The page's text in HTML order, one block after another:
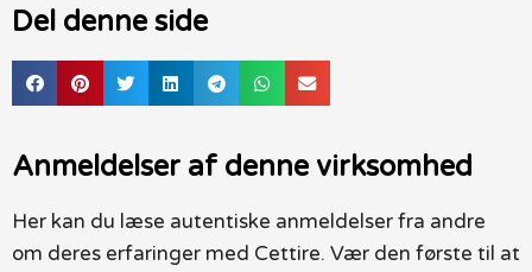
Del denne side
Anmeldelser af denne virksomhed
Her kan du læse autentiske anmeldelser fra andre
om deres erfaringer med Cettire. Vær den første til at